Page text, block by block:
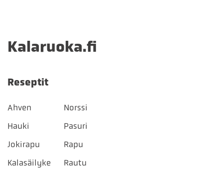
Kalaruoka.fi
Reseptit
Ahven
Hauki
Jokirapu
Kalasäilyke
Norssi
Pasuri
Rapu
Rautu